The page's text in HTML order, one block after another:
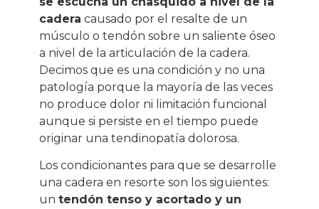
cadera causado por el resalte de un
músculo o tendón sobre un saliente óseo
a nivel de la articulación de la cadera.
Decimos que es una condición y no una
patología porque la mayoría de las veces
no produce dolor ni limitación funcional
aunque si persiste en el tiempo puede
originar una tendinopatía dolorosa.
Los condicionantes para que se desarrolle
una cadera en resorte son los siguientes:
un tendón tenso y acortado y un